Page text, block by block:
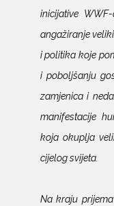
inicijative
angažiranje
i politika koje
i poboljšanju
zamjenica i
manifestacije
koja okuplja
cijelog svijeta.
Na kraju